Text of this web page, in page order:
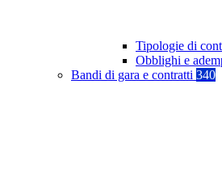
Tipologie di
Obblighi e
Bandi di gara e contratti 340